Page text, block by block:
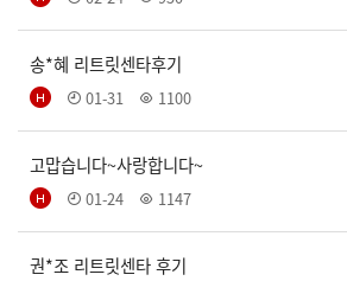
송*혜 리트릿센타후기
01-31 1100
고맙습니다~사랑합니다~
01-24 1147
권*조 리트릿센타 후기